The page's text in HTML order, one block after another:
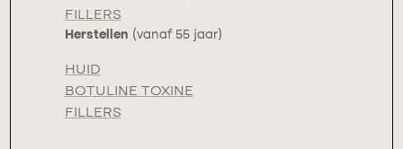
FILLERS
Herstellen (vanaf 55 jaar)
HUID
BOTULINE TOXINE
FILLERS